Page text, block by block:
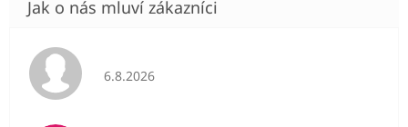
Hodnocení obchodu je 5 z 5 hvězdiček.
6.8.2026